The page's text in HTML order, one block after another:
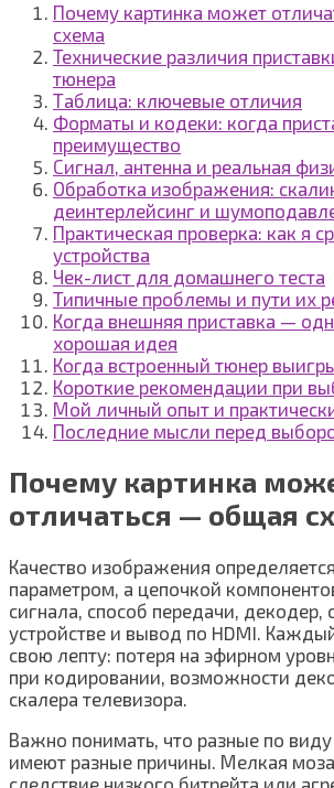
Почему картинка может
схема
Технические различия
тюнера
Таблица: ключевые отличия
Форматы и кодеки: когда
преимущество
Сигнал, антенна и реальная
Обработка изображения:
деинтерлейсинг и
Практическая проверка: как я
устройства
Чек-лист для домашнего теста
Типичные проблемы и пути их
Когда внешняя приставка —
хорошая идея
Когда встроенный тюнер
Короткие рекомендации при
Мой личный опыт и
Последние мысли перед
Почему картинка
отличаться — общая
Качество изображения
параметром, а цепочкой
сигнала, способ передачи, декодер,
устройстве и вывод по HDMI.
свою лепту: потеря на эфирном
при кодировании, возможности
скалера телевизора.
Важно понимать, что разные по
имеют разные причины. Мелкая
следствие низкого битрейта или